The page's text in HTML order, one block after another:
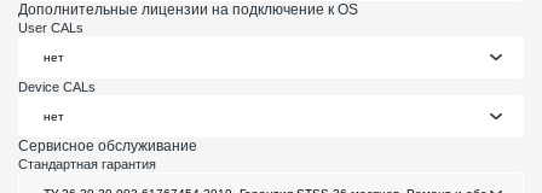
Дополнительные лицензии на подключение к OS
User CALs
Device CALs
Сервисное обслуживание
Стандартная гарантия